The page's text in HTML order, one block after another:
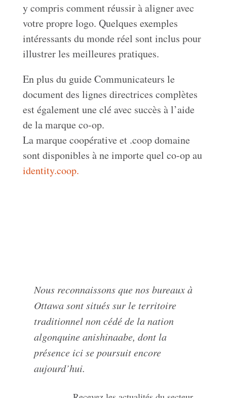
y compris comment réussir à aligner avec
votre propre logo. Quelques exemples
intéressants du monde réel sont inclus pour
illustrer les meilleures pratiques.
En plus du guide Communicateurs le
document des lignes directrices complètes
est également une clé avec succès à l’aide
de la marque co-op.
La marque coopérative et .coop domaine
sont disponibles à ne importe quel co-op au
identity.coop.
Nous reconnaissons que nos bureaux à
Ottawa sont situés sur le territoire
traditionnel non cédé de la nation
algonquine anishinaabe, dont la
présence ici se poursuit encore
aujourd’hui.